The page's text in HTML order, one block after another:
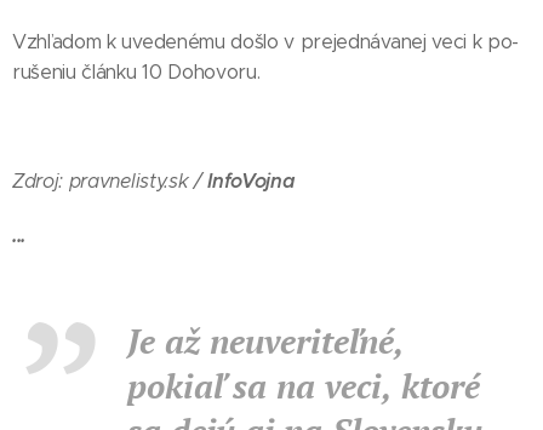
Vzhľa­dom k uve­de­né­mu doš­lo v pre­jed­ná­va­nej ve­ci k po­
ru­še­niu člán­ku 10 Do­ho­vo­ru.
Zdroj: pravnelisty.sk /InfoVojna
...
Je až neuveriteľné,
pokiaľ sa na veci, ktoré